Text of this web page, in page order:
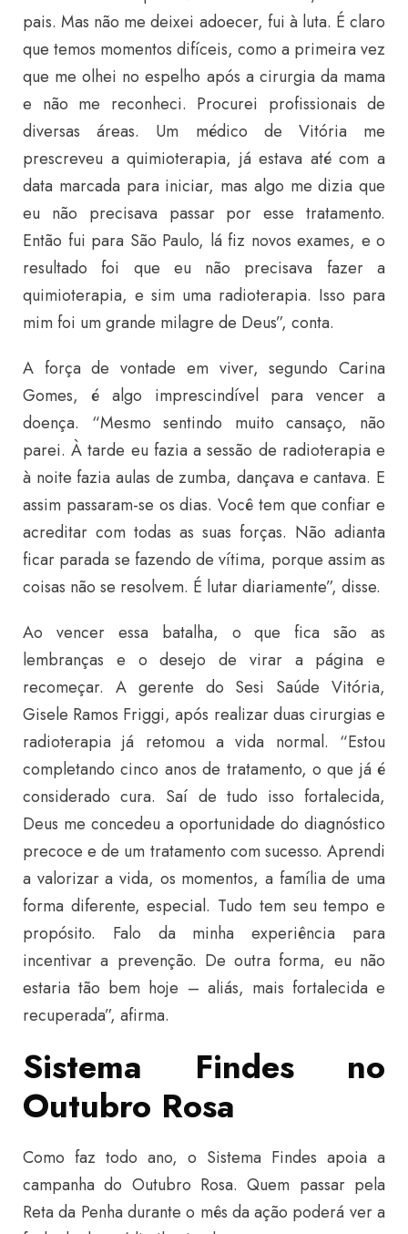
pais. Mas não me deixei adoecer, fui à luta. É claro
que temos momentos difíceis, como a primeira vez
que me olhei no espelho após a cirurgia da mama
e não me reconheci. Procurei profissionais de
diversas áreas. Um médico de Vitória me
prescreveu a quimioterapia, já estava até com a
data marcada para iniciar, mas algo me dizia que
eu não precisava passar por esse tratamento.
Então fui para São Paulo, lá fiz novos exames, e o
resultado foi que eu não precisava fazer a
quimioterapia, e sim uma radioterapia. Isso para
mim foi um grande milagre de Deus”, conta.
A força de vontade em viver, segundo Carina
Gomes, é algo imprescindível para vencer a
doença. “Mesmo sentindo muito cansaço, não
parei. À tarde eu fazia a sessão de radioterapia e
à noite fazia aulas de zumba, dançava e cantava. E
assim passaram-se os dias. Você tem que confiar e
acreditar com todas as suas forças. Não adianta
ficar parada se fazendo de vítima, porque assim as
coisas não se resolvem. É lutar diariamente”, disse.
Ao vencer essa batalha, o que fica são as
lembranças e o desejo de virar a página e
recomeçar. A gerente do Sesi Saúde Vitória,
Gisele Ramos Friggi, após realizar duas cirurgias e
radioterapia já retomou a vida normal. “Estou
completando cinco anos de tratamento, o que já é
considerado cura. Saí de tudo isso fortalecida,
Deus me concedeu a oportunidade do diagnóstico
precoce e de um tratamento com sucesso. Aprendi
a valorizar a vida, os momentos, a família de uma
forma diferente, especial. Tudo tem seu tempo e
propósito. Falo da minha experiência para
incentivar a prevenção. De outra forma, eu não
estaria tão bem hoje – aliás, mais fortalecida e
recuperada”, afirma.
Sistema Findes no
Outubro Rosa
Como faz todo ano, o Sistema Findes apoia a
campanha do Outubro Rosa. Quem passar pela
Reta da Penha durante o mês da ação poderá ver a